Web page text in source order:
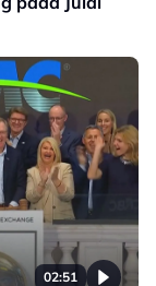
02:51